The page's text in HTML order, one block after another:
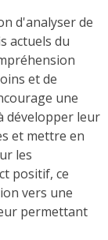
d'analyser de
actuels du
et de
une
développer leur
et mettre en
les
positif, ce
vers une
permettant